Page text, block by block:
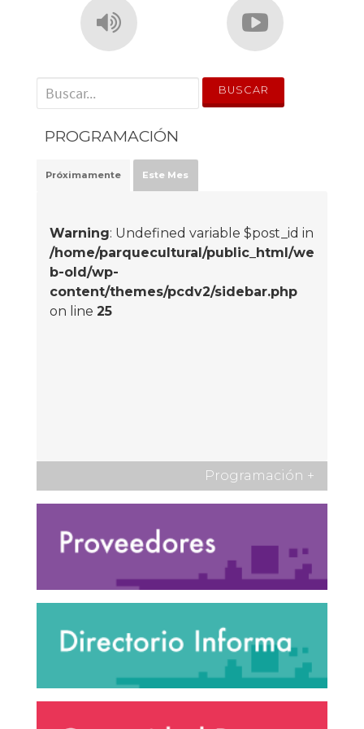
' . __('Search for:') . '
PROGRAMACIÓN
Próximamente Este Mes
Warning: Undefined variable $post_id in
/home/parquecultural/public_html/we
b-old/wp-
content/themes/pcdv2/sidebar.php
on line 25
Programación +